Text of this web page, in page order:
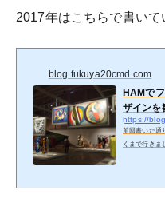
す。ただ、お
2017年はこちらで書いて
blog.fukuya20cmd.com
HAMで
ザインを
https://
前回書いた通
くまで行きま